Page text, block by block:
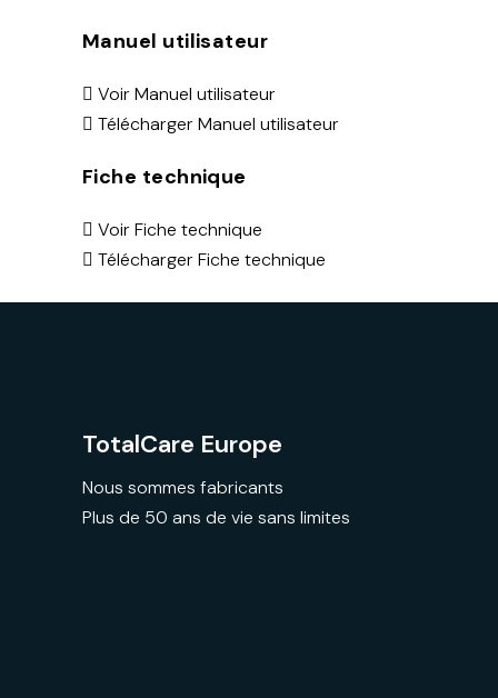
Manuel utilisateur
Voir Manuel utilisateur
Télécharger Manuel utilisateur
Fiche technique
Voir Fiche technique
Télécharger Fiche technique
TotalCare Europe
Nous sommes fabricants
Plus de 50 ans de vie sans limites